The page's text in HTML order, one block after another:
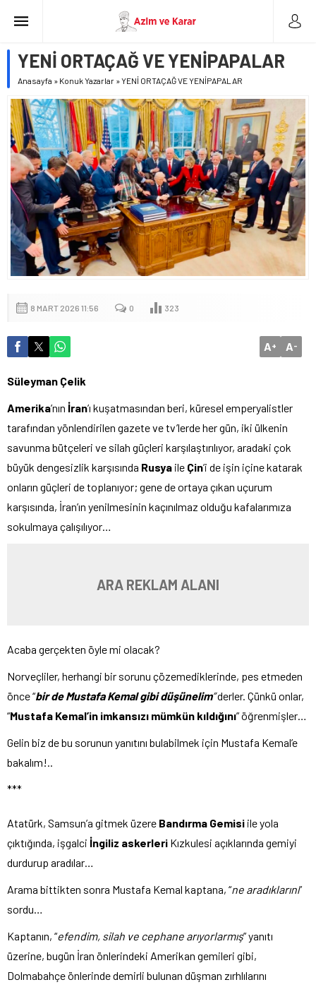
YENİ ORTAÇAĞ VE YENİPAPALAR
Anasayfa » Konuk Yazarlar »YENİ ORTAÇAĞ VE YENİPAPALAR
8 MART 2026 11:56 0 323
A+ A-
Süleyman Çelik
Amerika’nın İran’ı kuşatmasından beri, küresel emperyalistler
tarafından yönlendirilen gazete ve tv’lerde her gün, iki ülkenin
savunma bütçeleri ve silah güçleri karşılaştırılıyor, aradaki çok
büyük dengesizlik karşısında Rusya ile Çin’i de işin içine katarak
onların güçleri de toplanıyor; gene de ortaya çıkan uçurum
karşısında, İran’ın yenilmesinin kaçınılmaz olduğu kafalarımıza
sokulmaya çalışılıyor…
ARA REKLAM ALANI
Acaba gerçekten öyle mi olacak?
Norveçliler, herhangi bir sorunu çözemediklerinde, pes etmeden
önce “bir de Mustafa Kemal gibi düşünelim”derler. Çünkü onlar,
“Mustafa Kemal’in imkansızı mümkün kıldığını” öğrenmişler…
Gelin biz de bu sorunun yanıtını bulabilmek için Mustafa Kemal’e
bakalım!..
***
Atatürk, Samsun’a gitmek üzere Bandırma Gemisi ile yola
çıktığında, işgalci İngiliz askerleri Kızkulesi açıklarında gemiyi
durdurup aradılar…
Arama bittikten sonra Mustafa Kemal kaptana, “ne aradıklarını”
sordu…
Kaptanın, “efendim, silah ve cephane arıyorlarmış” yanıtı
üzerine, bugün İran önlerindeki Amerikan gemileri gibi,
Dolmabahçe önlerinde demirli bulunan düşman zırhlılarını